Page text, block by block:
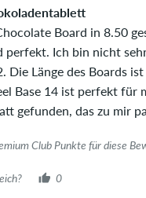
Board in 8.50
perfekt. Ich bin nicht
Die Länge des Boards
Base 14 ist perfekt für
gefunden, das zu mir
Club Punkte für diese
0